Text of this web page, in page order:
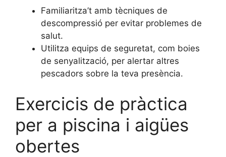
Familiaritza’t amb tècniques de
descompressió per evitar problemes de
salut.
Utilitza equips de seguretat, com boies
de senyalització, per alertar altres
pescadors sobre la teva presència.
Exercicis de pràctica
per a piscina i aigües
obertes